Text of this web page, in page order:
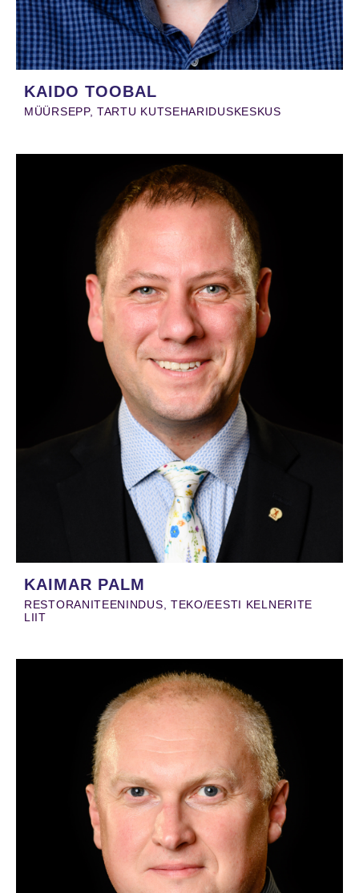
KAIDO TOOBAL
MÜÜRSEPP, TARTU KUTSEHARIDUSKESKUS
KAIMAR PALM
RESTORANITEENINDUS, TEKO/EESTI KELNERITE
LIIT